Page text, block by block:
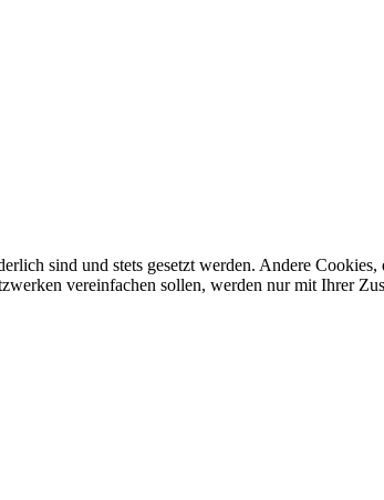
sind und stets gesetzt werden. Andere
vereinfachen sollen, werden nur mit Ihrer